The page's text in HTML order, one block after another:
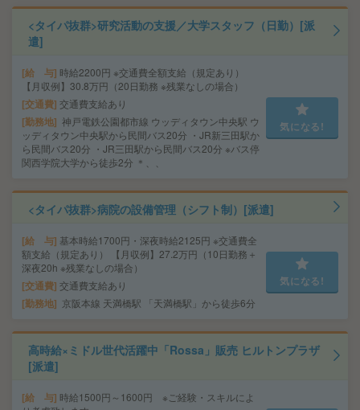
<タイパ抜群>研究活動の支援／大学スタッフ（日勤）[派
遣]
給 与 時給2200円 ※交通費全額支給（規定あり）
【月収例】30.8万円（20日勤務 ※残業なしの場合）
交通費 交通費支給あり
勤務地 神戸電鉄公園都市線 ウッディタウン中央駅 ウ
ッディタウン中央駅から民間バス20分 ・JR新三田駅か
ら民間バス20分 ・JR三田駅から民間バス20分 ※バス停
関西学院大学から徒歩2分 ＊、、
気になる!
<タイパ抜群>病院の設備管理（シフト制）[派遣]
給 与 基本時給1700円・深夜時給2125円 ※交通費全
額支給（規定あり） 【月収例】27.2万円（10日勤務＋
深夜20h ※残業なしの場合）
交通費 交通費支給あり
勤務地 京阪本線 天満橋駅 「天満橋駅」から徒歩6分
気になる!
高時給×ミドル世代活躍中「Rossa」販売 ヒルトンプラザ
[派遣]
給 与 時給1500円～1600円 ※ご経験・スキルによ